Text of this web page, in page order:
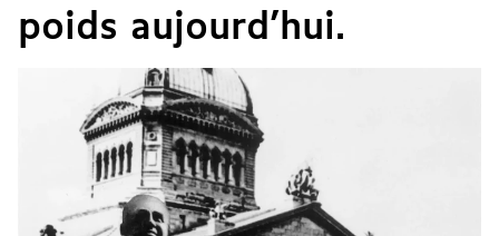
poids aujourd’hui.